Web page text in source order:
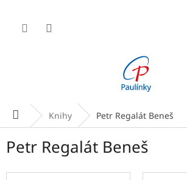
obsah
Domů Knihy Petr Regalát Beneš
Petr Regalát Beneš